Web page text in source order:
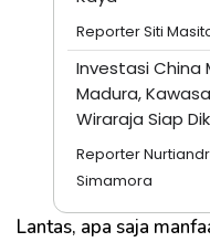
Reporter Siti
Investasi China
Madura,
Wiraraja Siap
Reporter
Simamora
Lantas, apa saja